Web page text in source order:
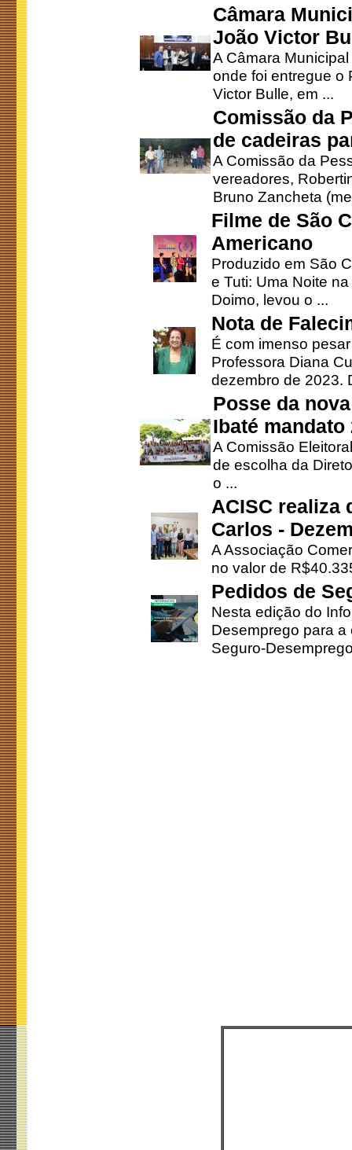
Câmara
João Victor
A Câmara
onde foi entregue o
Victor Bulle, em ...
Comissão da
de cadeiras
A Comissão da
vereadores,
Bruno Zancheta
Filme de São
Americano
Produzido em São
e Tuti: Uma Noite
Doimo, levou o ...
Nota de
É com imenso
Professora Diana
dezembro de 2023.
Posse da
Ibaté mandato
A Comissão
de escolha da
o ...
ACISC realiza
Carlos -
A Associação
no valor de
Pedidos de
Nesta edição do
Desemprego para
Seguro-